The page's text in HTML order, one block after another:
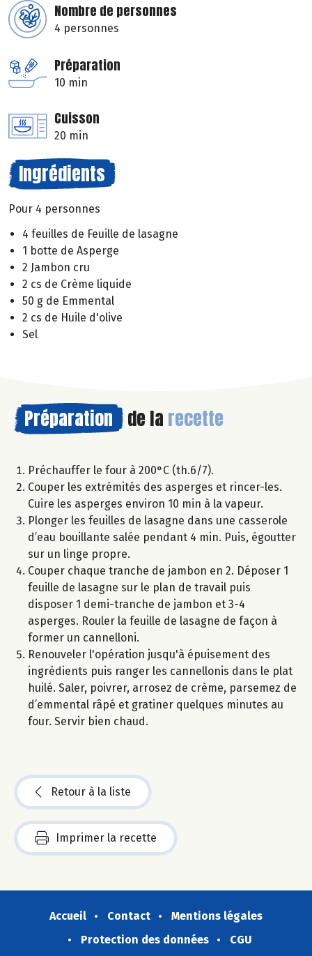
Nombre de personnes
4 personnes
Préparation
10 min
Cuisson
20 min
Ingrédients
Pour 4 personnes
4 feuilles de Feuille de lasagne
1 botte de Asperge
2 Jambon cru
2 cs de Crème liquide
50 g de Emmental
2 cs de Huile d'olive
Sel
Préparation de la recette
Préchauffer le four à 200°C (th.6/7).
Couper les extrémités des asperges et rincer-les.
Cuire les asperges environ 10 min à la vapeur.
Plonger les feuilles de lasagne dans une casserole
d’eau bouillante salée pendant 4 min. Puis, égoutter
sur un linge propre.
Couper chaque tranche de jambon en 2. Déposer 1
feuille de lasagne sur le plan de travail puis
disposer 1 demi-tranche de jambon et 3-4
asperges. Rouler la feuille de lasagne de façon à
former un cannelloni.
Renouveler l'opération jusqu'à épuisement des
ingrédients puis ranger les cannellonis dans le plat
huilé. Saler, poivrer, arrosez de crème, parsemez de
d’emmental râpé et gratiner quelques minutes au
four. Servir bien chaud.
Retour à la liste
Imprimer la recette
Accueil Contact
Mentions légales
Protection des données
CGU